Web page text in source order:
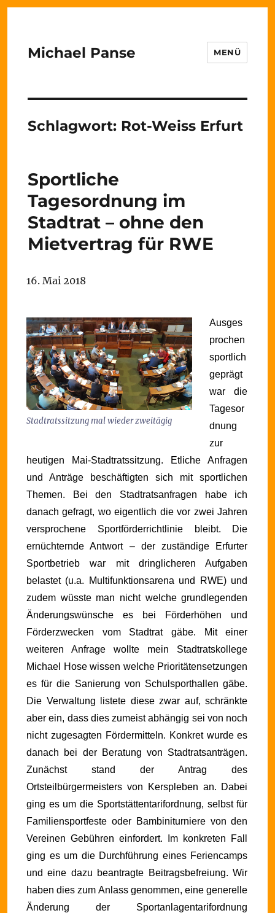
Michael Panse MENÜ
Schlagwort: Rot-Weiss Erfurt
Sportliche
Tagesordnung im
Stadtrat – ohne den
Mietvertrag für RWE
16. Mai 2018
Stadtratssitzung mal wieder zweitägig
Ausges
prochen
sportlich
geprägt
war die
Tagesor
dnung
zur
heutigen Mai-Stadtratssitzung. Etliche Anfragen
und Anträge beschäftigten sich mit sportlichen
Themen.
Bei den Stadtratsanfragen habe ich
danach gefragt, wo eigentlich die vor zwei Jahren
versprochene Sportförderrichtlinie bleibt. Die
ernüchternde Antwort – der zuständige Erfurter
Sportbetrieb war mit dringlicheren Aufgaben
belastet (u.a. Multifunktionsarena und RWE) und
zudem wüsste man nicht welche grundlegenden
Änderungswünsche es bei Förderhöhen und
Förderzwecken vom Stadtrat gäbe.
Mit einer
weiteren Anfrage wollte mein Stadtratskollege
Michael Hose wissen welche Prioritätensetzungen
es für die Sanierung von Schulsporthallen gäbe.
Die Verwaltung listete diese zwar auf, schränkte
aber ein, dass dies zumeist abhängig sei von noch
nicht zugesagten Fördermitteln. Konkret wurde es
danach bei der Beratung von Stadtratsanträgen.
Zunächst stand der Antrag des
Ortsteilbürgermeisters von Kerspleben an. Dabei
ging es um die Sportstättentarifordnung, selbst für
Familiensportfeste oder Bambiniturniere von den
Vereinen Gebühren einfordert. Im konkreten Fall
ging es um die Durchführung eines Feriencamps
und eine dazu beantragte Beitragsbefreiung. Wir
haben dies zum Anlass genommen, eine generelle
Änderung der Sportanlagentarifordnung